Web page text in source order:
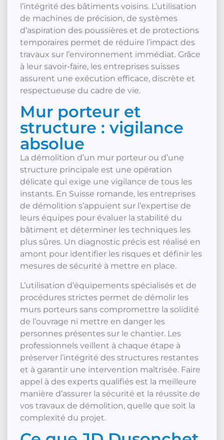
l’intégrité des bâtiments voisins. L’utilisation
de machines de précision, de systèmes
d’aspiration des poussières et de protections
temporaires permet de réduire l’impact des
travaux sur l’environnement immédiat. Grâce
à leur savoir-faire, les entreprises suisses
assurent une exécution efficace, discrète et
respectueuse du cadre de vie.
Mur porteur et
structure : vigilance
absolue
La démolition d’un mur porteur ou d’une
structure principale est une opération
délicate qui exige une vigilance de tous les
instants. En Suisse romande, les entreprises
de démolition s’appuient sur l’expertise de
leurs équipes pour évaluer la stabilité du
bâtiment et déterminer les techniques les
plus sûres. Un diagnostic précis est réalisé en
amont pour identifier les risques et définir les
mesures de sécurité à mettre en place.
L’utilisation d’équipements spécialisés et de
procédures strictes permet de démolir les
murs porteurs sans compromettre la solidité
de l’ouvrage ni mettre en danger les
personnes présentes sur le chantier. Les
professionnels veillent à chaque étape à
préserver l’intégrité des structures restantes
et à garantir une intervention maîtrisée. Faire
appel à des experts qualifiés est la meilleure
manière d’assurer la sécurité et la réussite de
vos travaux de démolition, quelle que soit la
complexité du projet.